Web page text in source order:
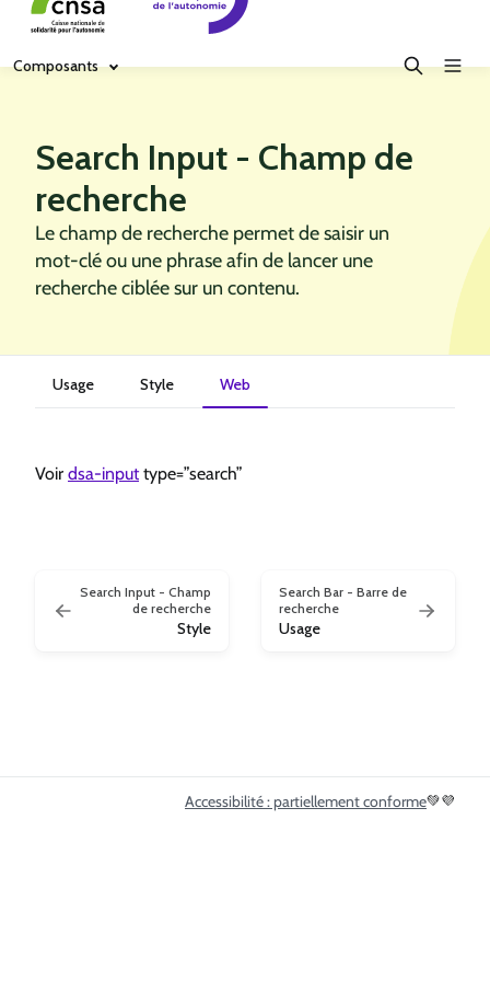
Composants
Search Input - Champ de
recherche
Le champ de recherche permet de saisir un
mot‑clé ou une phrase afin de lancer une
recherche ciblée sur un contenu.
Usage Style Web
Voir dsa-inputtype=”search”
Search Input - Champ
de recherche
Style
Search Bar - Barre de
recherche
Usage
Accessibilité : partiellement conforme💚💜